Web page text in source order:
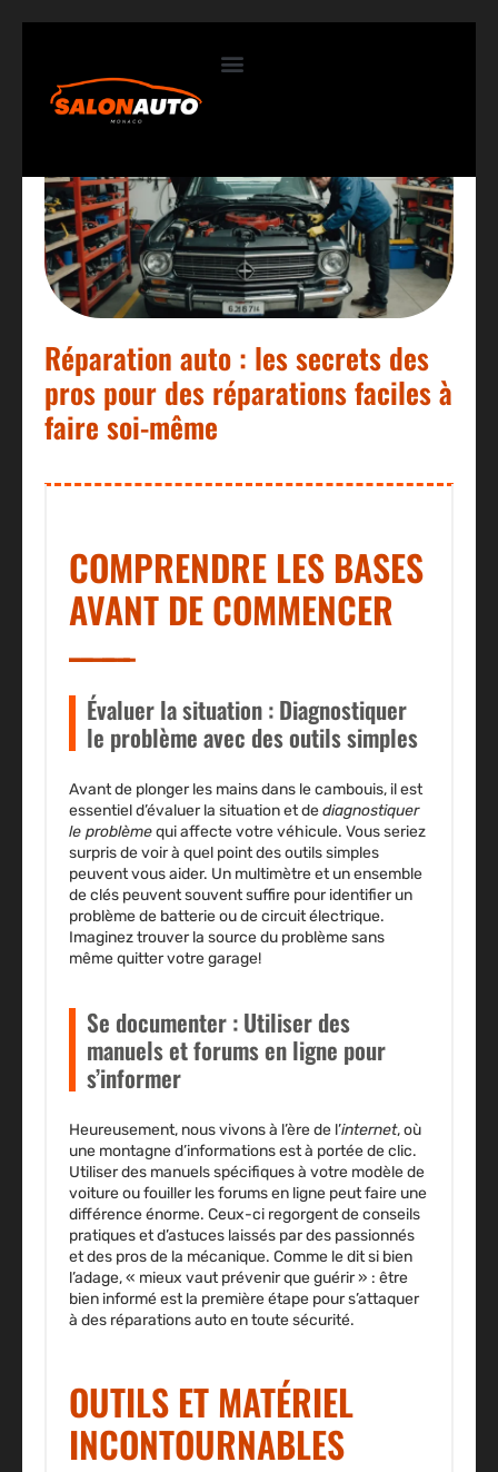
Réparation auto : les secrets des
pros pour des réparations faciles à
faire soi-même
COMPRENDRE LES BASES
AVANT DE COMMENCER
Évaluer la situation : Diagnostiquer
le problème avec des outils simples
Avant de plonger les mains dans le cambouis, il est
essentiel d’évaluer la situationet dediagnostiquer
le problèmequi affecte votre véhicule. Vous seriez
surpris de voir à quel point des outils simples
peuvent vous aider. Un multimètre et un ensemble
de clés peuvent souvent suffire pour identifier un
problème de batterieou de circuit électrique.
Imaginez trouver la source du problème sans
même quitter votregarage!
Se documenter : Utiliser des
manuels et forums en ligne pour
s’informer
Heureusement, nous vivons à l’ère de l’internet, où
une montagne d’informations est à portée de clic.
Utiliser des manuelsspécifiques à votre modèle de
voiture ou fouiller lesforums en ligne peut faire une
différence énorme. Ceux-ci regorgent de conseils
pratiques et d’astuces laissés par des passionnés
et des pros de la mécanique. Comme le dit si bien
l’adage, « mieux vaut prévenir que guérir » : être
bien informé est la première étape pour s’attaquer
à des réparations autoen toute sécurité.
OUTILS ET MATÉRIEL
INCONTOURNABLES